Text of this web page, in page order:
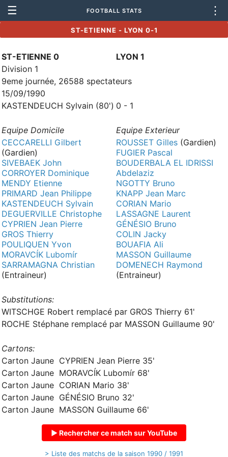
☰ FOOTBALL STATS ⋮
ST-ETIENNE - LYON 0-1
ST-ETIENNE 0
LYON 1
Division 1
9eme journée, 26588 spectateurs
15/09/1990
KASTENDEUCH Sylvain (80') 0 - 1
Equipe Domicile
Equipe Exterieur
CECCARELLI Gilbert
(Gardien)
SIVEBAEK John
CORROYER Dominique
MENDY Etienne
PRIMARD Jean Philippe
KASTENDEUCH Sylvain
DEGUERVILLE Christophe
CYPRIEN Jean Pierre
GROS Thierry
POULIQUEN Yvon
MORAVCÍK Lubomír
SARRAMAGNA Christian
(Entraineur)
ROUSSET Gilles (Gardien)
FUGIER Pascal
BOUDERBALA EL IDRISSI
Abdelaziz
NGOTTY Bruno
KNAPP Jean Marc
CORIAN Mario
LASSAGNE Laurent
GÉNÉSIO Bruno
COLIN Jacky
BOUAFIA Ali
MASSON Guillaume
DOMENECH Raymond
(Entraineur)
Substitutions:
WITSCHGE Robert remplacé par GROS Thierry 61'
ROCHE Stéphane remplacé par MASSON Guillaume 90'
Cartons:
Carton Jaune CYPRIEN Jean Pierre 35'
Carton Jaune MORAVCÍK Lubomír 68'
Carton Jaune CORIAN Mario 38'
Carton Jaune GÉNÉSIO Bruno 32'
Carton Jaune MASSON Guillaume 66'
▶ Rechercher ce match sur YouTube
> Liste des matchs de la saison 1990 / 1991